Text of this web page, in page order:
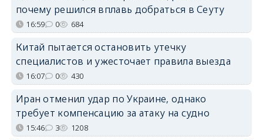
почему решился вплавь добраться в Сеуту
16:59 0 684
Китай пытается остановить утечку
специалистов и ужесточает правила выезда
16:07 0 430
Иран отменил удар по Украине, однако
требует компенсацию за атаку на судно
15:46 3 1208